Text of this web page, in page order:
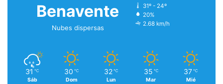
Benavente
Nubes dispersas
31º - 24º
20%
2.68 km/h
31 ℃
Sáb
30 ℃
Dom
32 ℃
Lun
35 ℃
Mar
37 ℃
Mié